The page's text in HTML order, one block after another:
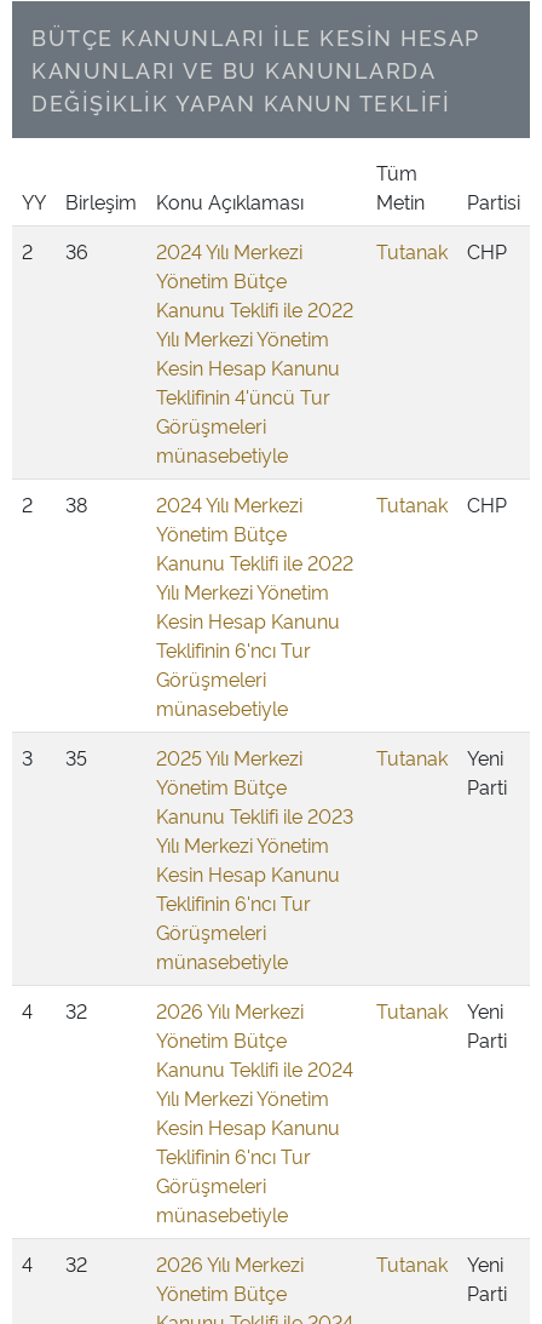
BÜTÇE KANUNLARI İLE KESİN HESAP
KANUNLARI VE BU KANUNLARDA
DEĞİŞİKLİK YAPAN KANUN TEKLİFİ
YY Birleşim Konu Açıklaması
Tüm
Metin
Partisi
2
36
2024 Yılı Merkezi
Yönetim Bütçe
Kanunu Teklifi ile 2022
Yılı Merkezi Yönetim
Kesin Hesap Kanunu
Teklifinin 4'üncü Tur
Görüşmeleri
münasebetiyle
Tutanak CHP
2 38
2024 Yılı Merkezi
Yönetim Bütçe
Kanunu Teklifi ile 2022
Yılı Merkezi Yönetim
Kesin Hesap Kanunu
Teklifinin 6'ncı Tur
Görüşmeleri
münasebetiyle
Tutanak CHP
3 35
2025 Yılı Merkezi
Yönetim Bütçe
Kanunu Teklifi ile 2023
Yılı Merkezi Yönetim
Kesin Hesap Kanunu
Teklifinin 6'ncı Tur
Görüşmeleri
münasebetiyle
Tutanak
Yeni
Parti
4 32
2026 Yılı Merkezi
Yönetim Bütçe
Kanunu Teklifi ile 2024
Yılı Merkezi Yönetim
Kesin Hesap Kanunu
Teklifinin 6'ncı Tur
Görüşmeleri
münasebetiyle
Tutanak
Yeni
Parti
4 32
2026 Yılı Merkezi
Yönetim Bütçe
Tutanak
Yeni
Parti